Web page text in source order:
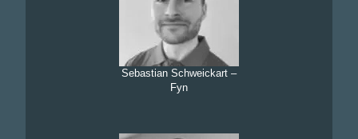
Sebastian Schweickart –
Fyn